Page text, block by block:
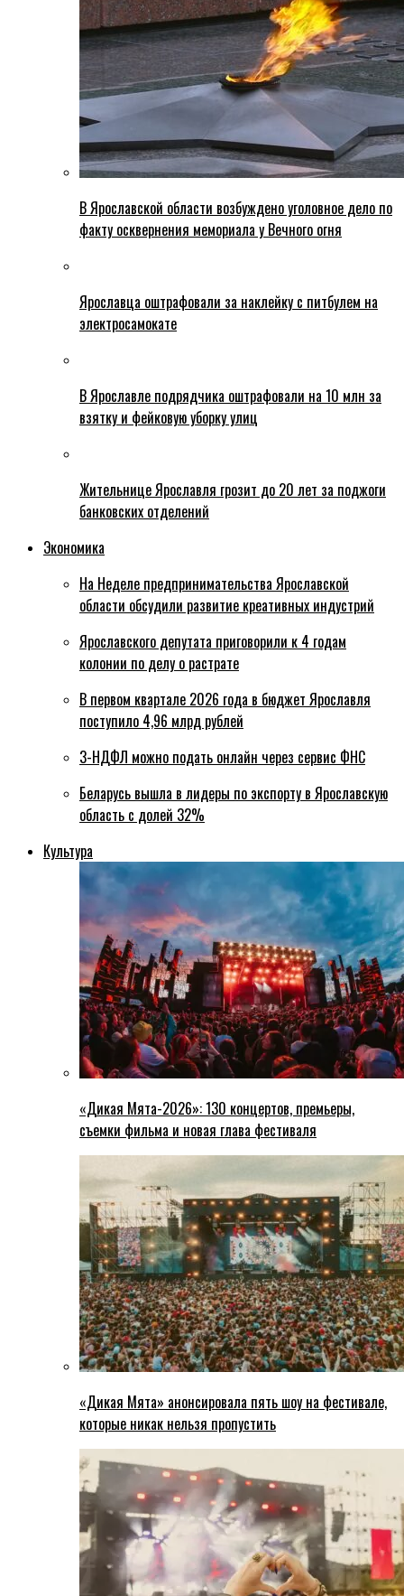
В Ярославской области возбуждено уголовное дело по
факту осквернения мемориала у Вечного огня
Ярославца оштрафовали за наклейку с питбулем на
электросамокате
В Ярославле подрядчика оштрафовали на 10 млн за
взятку и фейковую уборку улиц
Жительнице Ярославля грозит до 20 лет за поджоги
банковских отделений
Экономика
На Неделе предпринимательства Ярославской
области обсудили развитие креативных индустрий
Ярославского депутата приговорили к 4 годам
колонии по делу о растрате
В первом квартале 2026 года в бюджет Ярославля
поступило 4,96 млрд рублей
3-НДФЛ можно подать онлайн через сервис ФНС
Беларусь вышла в лидеры по экспорту в Ярославскую
область с долей 32%
Культура
«Дикая Мята-2026»: 130 концертов, премьеры,
съемки фильма и новая глава фестиваля
«Дикая Мята» анонсировала пять шоу на фестивале,
которые никак нельзя пропустить